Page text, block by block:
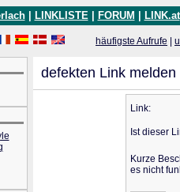
LINKLISTE FORUM LINK.at
häufigste Aufrufe
defekten Link melden
Link:
Ist dieser
Kurze
es nicht